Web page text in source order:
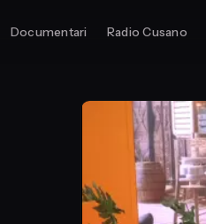
Documentari Radio Cusano